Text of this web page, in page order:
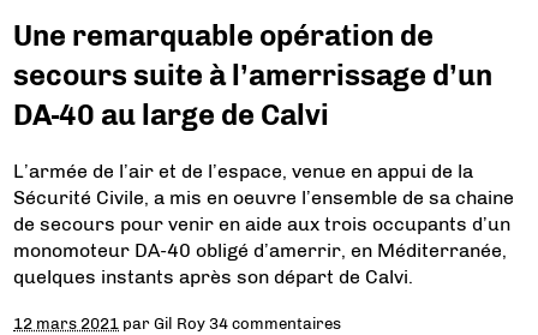
Une remarquable opération de
secours suite à l’amerrissage d’un
DA-40 au large de Calvi
L’armée de l’air et de l’espace, venue en appui de la
Sécurité Civile, a mis en oeuvre l’ensemble de sa chaine
de secours pour venir en aide aux trois occupants d’un
monomoteur DA-40 obligé d’amerrir, en Méditerranée,
quelques instants après son départ de Calvi.
12 mars 2021 parGil Roy 34 commentaires